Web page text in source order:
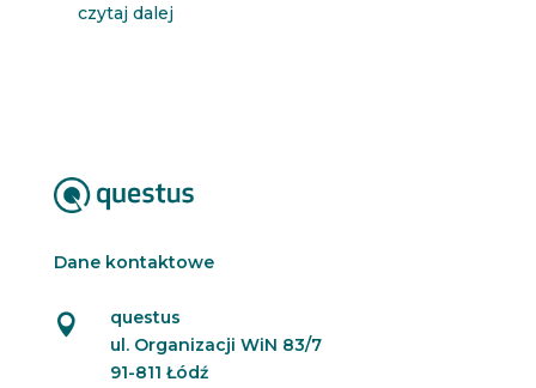
czytaj dalej
Dane kontaktowe

questus
ul. Organizacji WiN 83/7
91-811 Łódź